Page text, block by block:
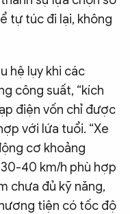
tự túc đi lại, không
hệ lụy khi các
công suất, “kích
điện vốn chỉ được
với lứa tuổi. “Xe
cơ khoảng
40 km/h phù hợp
chưa đủ kỹ năng,
tiện có tốc độ